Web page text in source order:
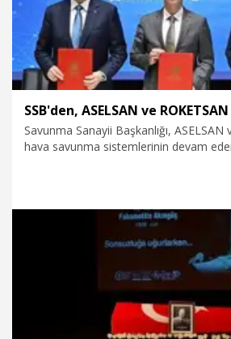
Savunma Sanayii Başkanlığı, ASELSAN
hava savunma sistemlerinin devam
Teknoloji